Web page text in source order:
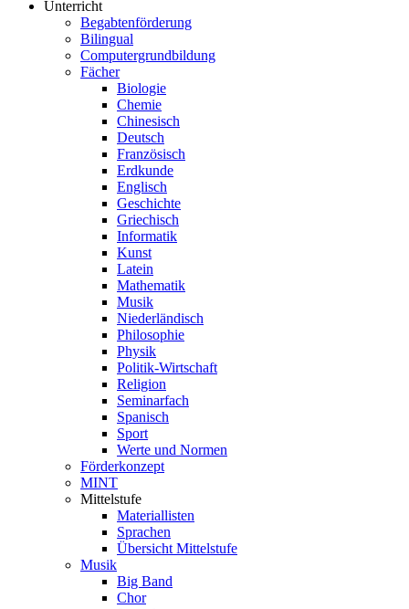
Unterricht
Begabtenförderung
Bilingual
Computergrundbildung
Fächer
Biologie
Chemie
Chinesisch
Deutsch
Französisch
Erdkunde
Englisch
Geschichte
Griechisch
Informatik
Kunst
Latein
Mathematik
Musik
Niederländisch
Philosophie
Physik
Politik-Wirtschaft
Religion
Seminarfach
Spanisch
Sport
Werte und Normen
Förderkonzept
MINT
Mittelstufe
Materiallisten
Sprachen
Übersicht Mittelstufe
Musik
Big Band
Chor